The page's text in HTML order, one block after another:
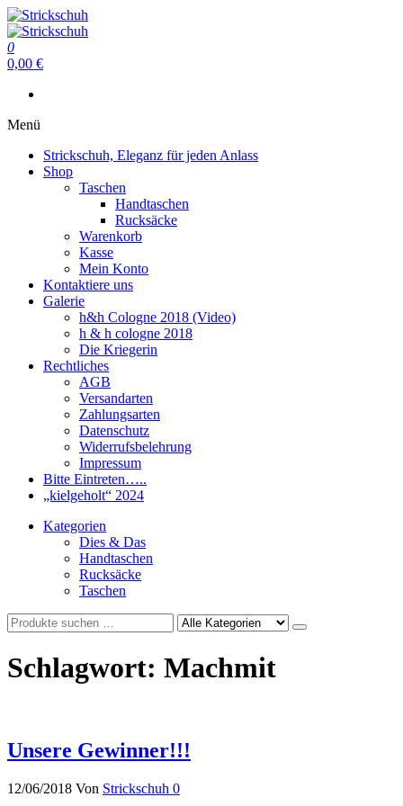
Zum
Inhalt
springen
Strickschuh
Strickschuh
0
0,00 €
Menü
Strickschuh, Eleganz für jeden Anlass
Shop
Taschen
Handtaschen
Rucksäcke
Warenkorb
Kasse
Mein Konto
Kontaktiere uns
Galerie
h&h Cologne 2018 (Video)
h & h cologne 2018
Die Kriegerin
Rechtliches
AGB
Versandarten
Zahlungsarten
Datenschutz
Widerrufsbelehrung
Impressum
Bitte Eintreten…..
„kielgeholt“ 2024
Kategorien
Dies & Das
Handtaschen
Rucksäcke
Taschen
Schlagwort: Machmit
Unsere Gewinner!!!
12/06/2018 Von Strickschuh 0